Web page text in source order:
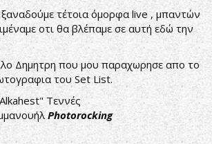
τέτοια όμορφα live , μπαντών
οτι θα βλέπαμε σε αυτή εδώ την
Δημητρη που μου παραχωρησε απο το
του Set List.
Τεννές
Photorocking